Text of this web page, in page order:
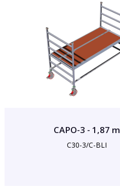
CAPO-3 - 1,87 m
C30-3/C-BLI